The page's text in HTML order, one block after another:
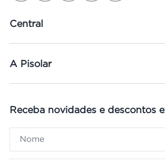
Central
A Pisolar
Receba novidades e descontos